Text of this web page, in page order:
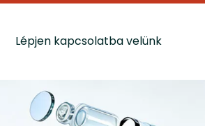
Lépjen kapcsolatba velünk